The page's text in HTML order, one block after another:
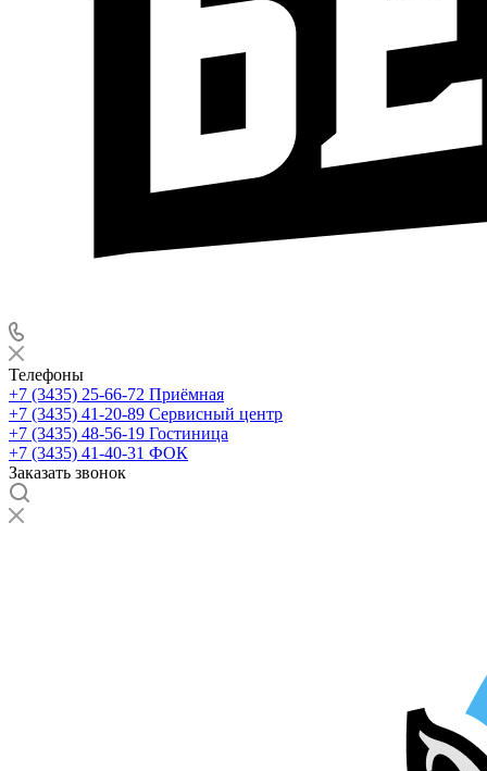
Телефоны
+7 (3435) 25-66-72 Приёмная
+7 (3435) 41-20-89 Сервисный центр
+7 (3435) 48-56-19 Гостиница
+7 (3435) 41-40-31 ФОК
Заказать звонок